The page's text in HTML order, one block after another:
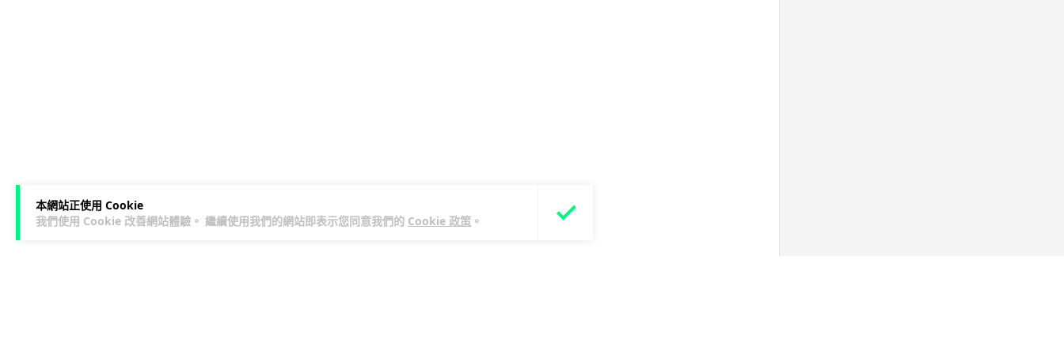
本網站正使用 Cookie
我們使用 Cookie 改善網站體驗。 繼續使用我們的網站即表示您同意我們的 Cookie 政策 。